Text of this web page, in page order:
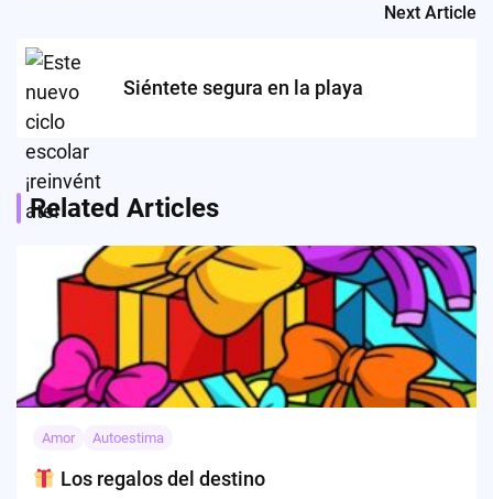
Next Article
Siéntete segura en la playa
Related Articles
Amor Autoestima
Los regalos del destino